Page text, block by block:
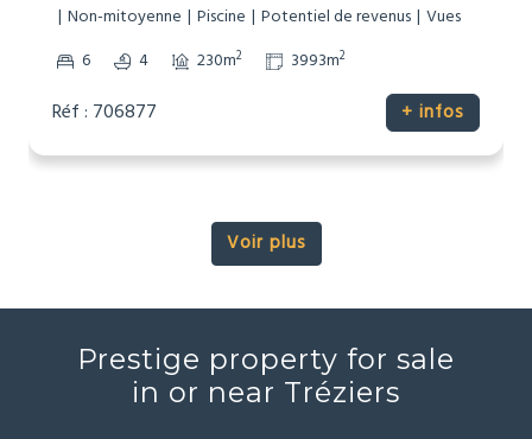
Non-mitoyenne
Piscine Potentiel de revenus Vues
6
4 230m2 3993m2
Réf : 706877 + infos
Voir plus
Prestige property for sale
in or near Tréziers